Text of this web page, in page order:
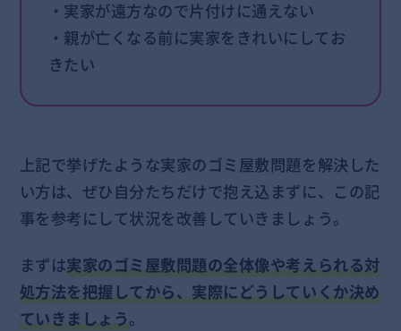
・実家が遠方なので片付けに通えない
・親が亡くなる前に実家をきれいにしてお
きたい
上記で挙げたような実家のゴミ屋敷問題を解決した
い方は、ぜひ自分たちだけで抱え込まずに、この記
事を参考にして状況を改善していきましょう。
まずは実家のゴミ屋敷問題の全体像や考えられる対
処方法を把握してから、実際にどうしていくか決め
ていきましょう。